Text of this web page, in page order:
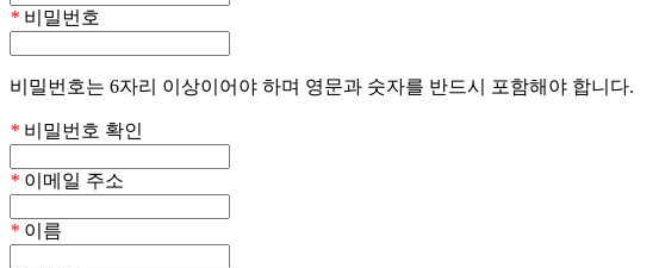
* 비밀번호
비밀번호는 6자리 이상이어야 하며 영문과 숫자를 반드시 포함해야 합니다.
* 비밀번호 확인
* 이메일 주소
* 이름